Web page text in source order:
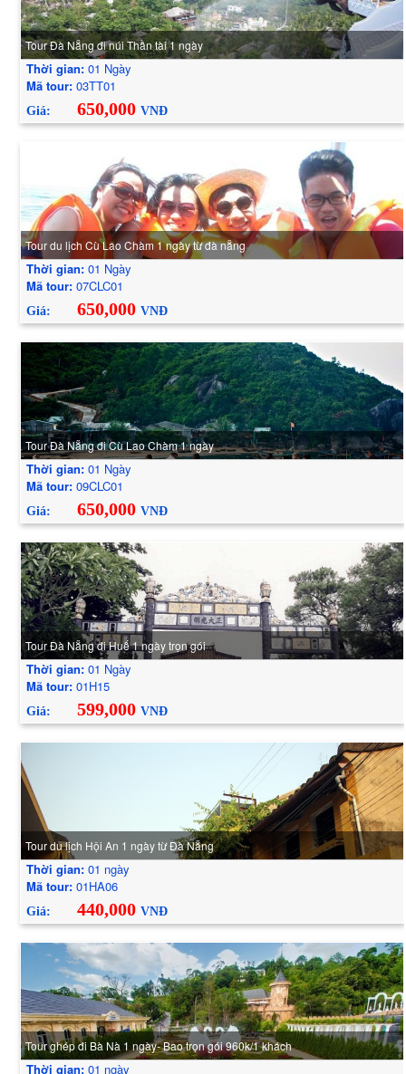
Tour Đà Nẵng đi núi Thần tài 1 ngày
Thời gian: 01 Ngày
Mã tour: 03TT01
Giá: 650,000 VNĐ
Tour du lịch Cù Lao Chàm 1 ngày từ đà nẵng
Thời gian: 01 Ngày
Mã tour: 07CLC01
Giá: 650,000 VNĐ
Tour Đà Nẵng đi Cù Lao Chàm 1 ngày
Thời gian: 01 Ngày
Mã tour: 09CLC01
Giá: 650,000 VNĐ
Tour Đà Nẵng đi Huế 1 ngày trọn gói
Thời gian: 01 Ngày
Mã tour: 01H15
Giá: 599,000 VNĐ
Tour du lịch Hội An 1 ngày từ Đà Nẵng
Thời gian: 01 ngày
Mã tour: 01HA06
Giá: 440,000 VNĐ
Tour ghép đi Bà Nà 1 ngày- Bao trọn gói 960k/1 khách
Thời gian: 01 ngày